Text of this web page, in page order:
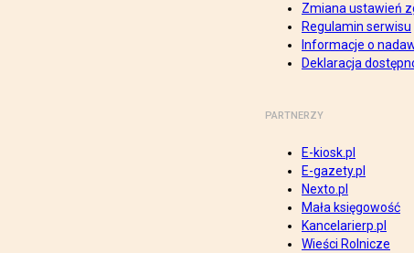
Zmiana ustawień
Regulamin serwisu
Informacje o
Deklaracja
PARTNERZY
E-kiosk.pl
E-gazety.pl
Nexto.pl
Mała księgowość
Kancelarierp.pl
Wieści Rolnicze